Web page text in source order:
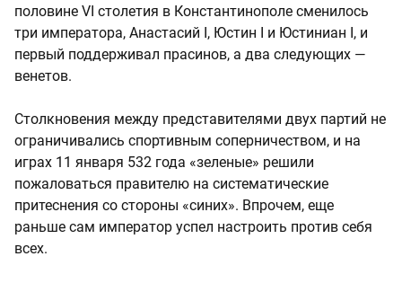
половине VI столетия в Константинополе сменилось
три императора, Анастасий I, Юстин I и Юстиниан I, и
первый поддерживал прасинов, а два следующих —
венетов.
Столкновения между представителями двух партий не
ограничивались спортивным соперничеством, и на
играх 11 января 532 года «зеленые» решили
пожаловаться правителю на систематические
притеснения со стороны «синих». Впрочем, еще
раньше сам император успел настроить против себя
всех.